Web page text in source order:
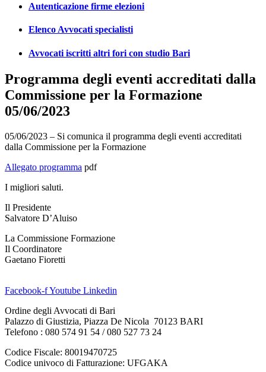
Autenticazione firme elezioni
Elenco Avvocati specialisti
Avvocati iscritti altri fori con studio Bari
Programma degli eventi accreditati dalla
Commissione per la Formazione
05/06/2023
05/06/2023 – Si comunica il programma degli eventi accreditati
dalla Commissione per la Formazione
Allegato programma pdf
I migliori saluti.
Il Presidente
Salvatore D’Aluiso
La Commissione Formazione
Il Coordinatore
Gaetano Fioretti
Facebook-fYoutube Linkedin
Ordine degli Avvocati di Bari
Palazzo di Giustizia, Piazza De Nicola 70123 BARI
Telefono : 080 574 91 54 / 080 527 73 24
Codice Fiscale: 80019470725
Codice univoco di Fatturazione: UFGAKA